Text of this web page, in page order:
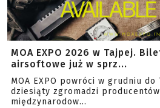
MOA EXPO 2026 w Tajpej.
airsoftowe już w sprz...
MOA EXPO powróci w grudniu
dziesiąty zgromadzi
międzynarodow...